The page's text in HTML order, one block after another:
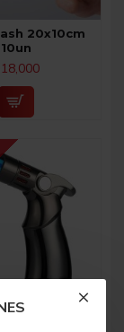
20x10cm
10un